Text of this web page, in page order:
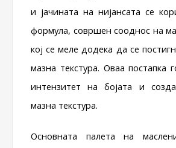
и јачината на нијансата се
формула, совршен сооднос на
кој се меле додека да се
мазна текстура. Оваа постапка
интензитет на бојата и
мазна текстура.
Основната палета на